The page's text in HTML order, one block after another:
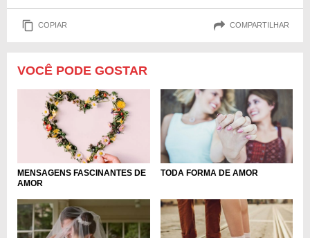
COPIAR COMPARTILHAR
VOCÊ PODE GOSTAR
MENSAGENS FASCINANTES DE
AMOR
TODA FORMA DE AMOR